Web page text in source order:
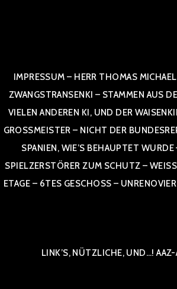
IMPRESSUM – HERR THOMAS
ZWANGSTRANSENKI – STAMMEN AUS
VIELEN ANDEREN KI, UND DER
OSSMEISTER – NICHT DER
NIEN, WIE’S BEHAUPTET WURDE –
SPIELZERSTÖRER ZUM SCHUTZ –
TAGE – 6TES GESCHOSS –
LINK’S, NÜTZLICHE, UND…!